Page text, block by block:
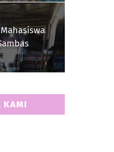
KAMI